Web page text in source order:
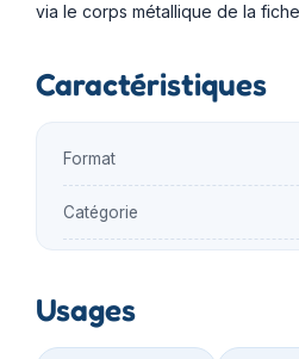
via le corps métallique de la
Caractéristiques
Format
Catégorie
Usages